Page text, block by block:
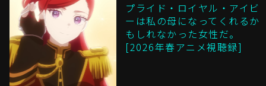
プライド・ロイヤル・アイビ
ーは私の母になってくれるか
もしれなかった女性だ。
[2026年春アニメ視聴録]